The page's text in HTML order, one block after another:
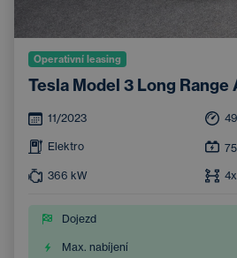
Operativní leasing
Tesla Model 3 Long Range
11/2023
Elektro 75
366 kW
Dojezd
Max. nabíjení